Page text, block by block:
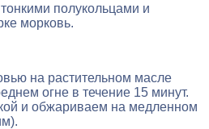
полукольцами и
морковь.
на растительном масле
огне в течение 15 минут.
и обжариваем на медленном